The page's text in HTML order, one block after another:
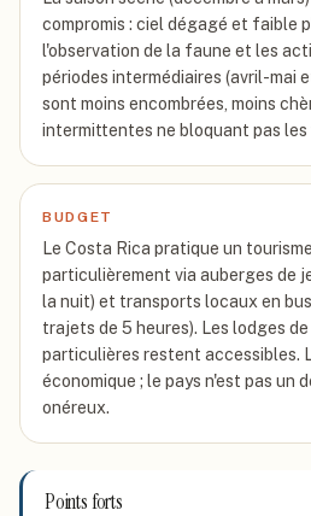
compromis : ciel dégagé et faible
l'observation de la faune et les
périodes intermédiaires (avril-mai
sont moins encombrées, moins
intermittentes ne bloquant pas les
BUDGET
Le Costa Rica pratique un
particulièrement via auberges de
la nuit) et transports locaux en
trajets de 5 heures). Les lodges
particulières restent accessibles.
économique ; le pays n'est pas un
onéreux.
Points forts